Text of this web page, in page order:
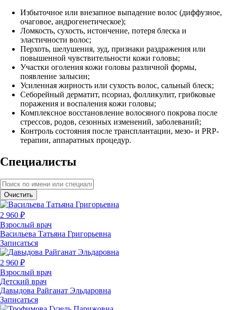
Избыточное или внезапное выпадение волос (диффузное,
очаговое, андрогенетическое);
Ломкость, сухость, истончение, потеря блеска и
эластичности волос;
Перхоть, шелушения, зуд, признаки раздражения или
повышенной чувствительности кожи головы;
Участки оголения кожи головы различной формы,
появление залысин;
Усиленная жирность или сухость волос, сальный блеск;
Себорейный дерматит, псориаз, фолликулит, грибковые
поражения и воспаления кожи головы;
Комплексное восстановление волосяного покрова после
стрессов, родов, сезонных изменений, заболеваний;
Контроль состояния после трансплантации, мезо- и PRP-
терапии, аппаратных процедур.
Специалисты
Очистить
2 960 ₽
Взрослый врач
Васильева Татьяна Григорьевна
Записаться
2 960 ₽
Взрослый врач
Детский врач
Давыдова Райганат Эльдаровна
Записаться